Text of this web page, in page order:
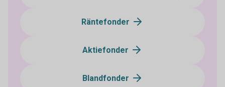
Räntefonder
Aktiefonder
Blandfonder